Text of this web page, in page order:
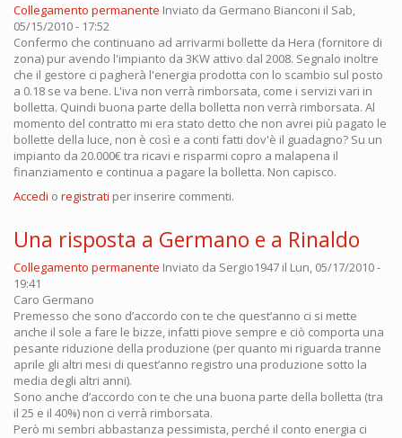
Collegamento permanente Inviato da Germano Bianconi il Sab,
05/15/2010 - 17:52
Confermo che continuano ad arrivarmi bollette da Hera (fornitore di
zona) pur avendo l'impianto da 3KW attivo dal 2008. Segnalo inoltre
che il gestore ci pagherà l'energia prodotta con lo scambio sul posto
a 0.18 se va bene. L'iva non verrà rimborsata, come i servizi vari in
bolletta. Quindi buona parte della bolletta non verrà rimborsata. Al
momento del contratto mi era stato detto che non avrei più pagato le
bollette della luce, non è così e a conti fatti dov'è il guadagno? Su un
impianto da 20.000€ tra ricavi e risparmi copro a malapena il
finanziamento e continua a pagare la bolletta. Non capisco.
Accedi o registrati per inserire commenti.
Una risposta a Germano e a Rinaldo
Collegamento permanente Inviato da Sergio1947 il Lun, 05/17/2010 -
19:41
Caro Germano
Premesso che sono d’accordo con te che quest’anno ci si mette
anche il sole a fare le bizze, infatti piove sempre e ciò comporta una
pesante riduzione della produzione (per quanto mi riguarda tranne
aprile gli altri mesi di quest’anno registro una produzione sotto la
media degli altri anni).
Sono anche d’accordo con te che una buona parte della bolletta (tra
il 25 e il 40%) non ci verrà rimborsata.
Però mi sembri abbastanza pessimista, perché il conto energia ci